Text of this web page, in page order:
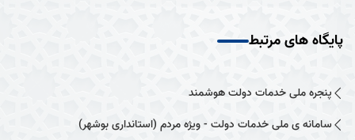
پایگاه های مرتبط
پنجره ملی خدمات دولت هوشمند
سامانه ی ملی خدمات دولت - ویژه مردم (استانداری بوشهر)